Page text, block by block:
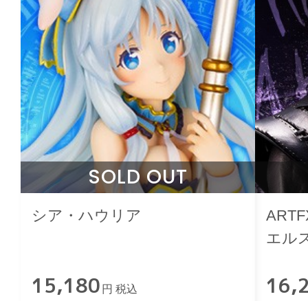
SOLD OUT
シア・ハウリア
15,180 円 税込
エル